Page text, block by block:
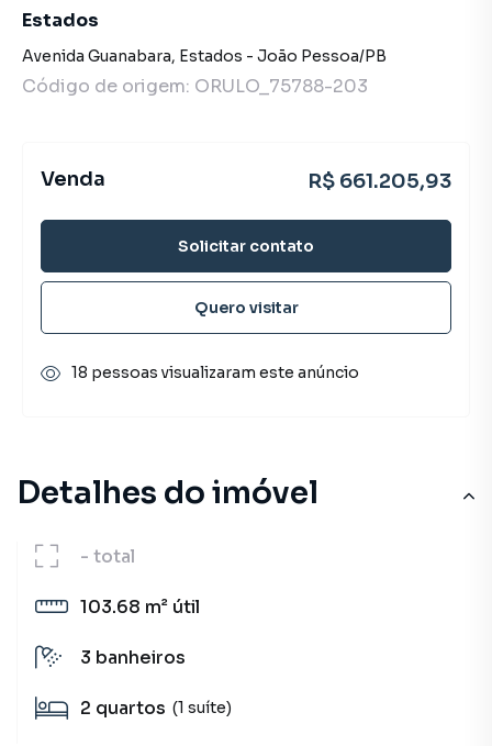
Detalhes do imóvel
- total
103.68 m² útil
3 banheiros
2 quartos (1 suíte)
Estados
Avenida Guanabara, Estados - João Pessoa/PB
Código de origem: ORULO_75788-203
Venda R$ 661.205,93
Solicitar contato
Quero visitar
18 pessoas visualizaram este anúncio